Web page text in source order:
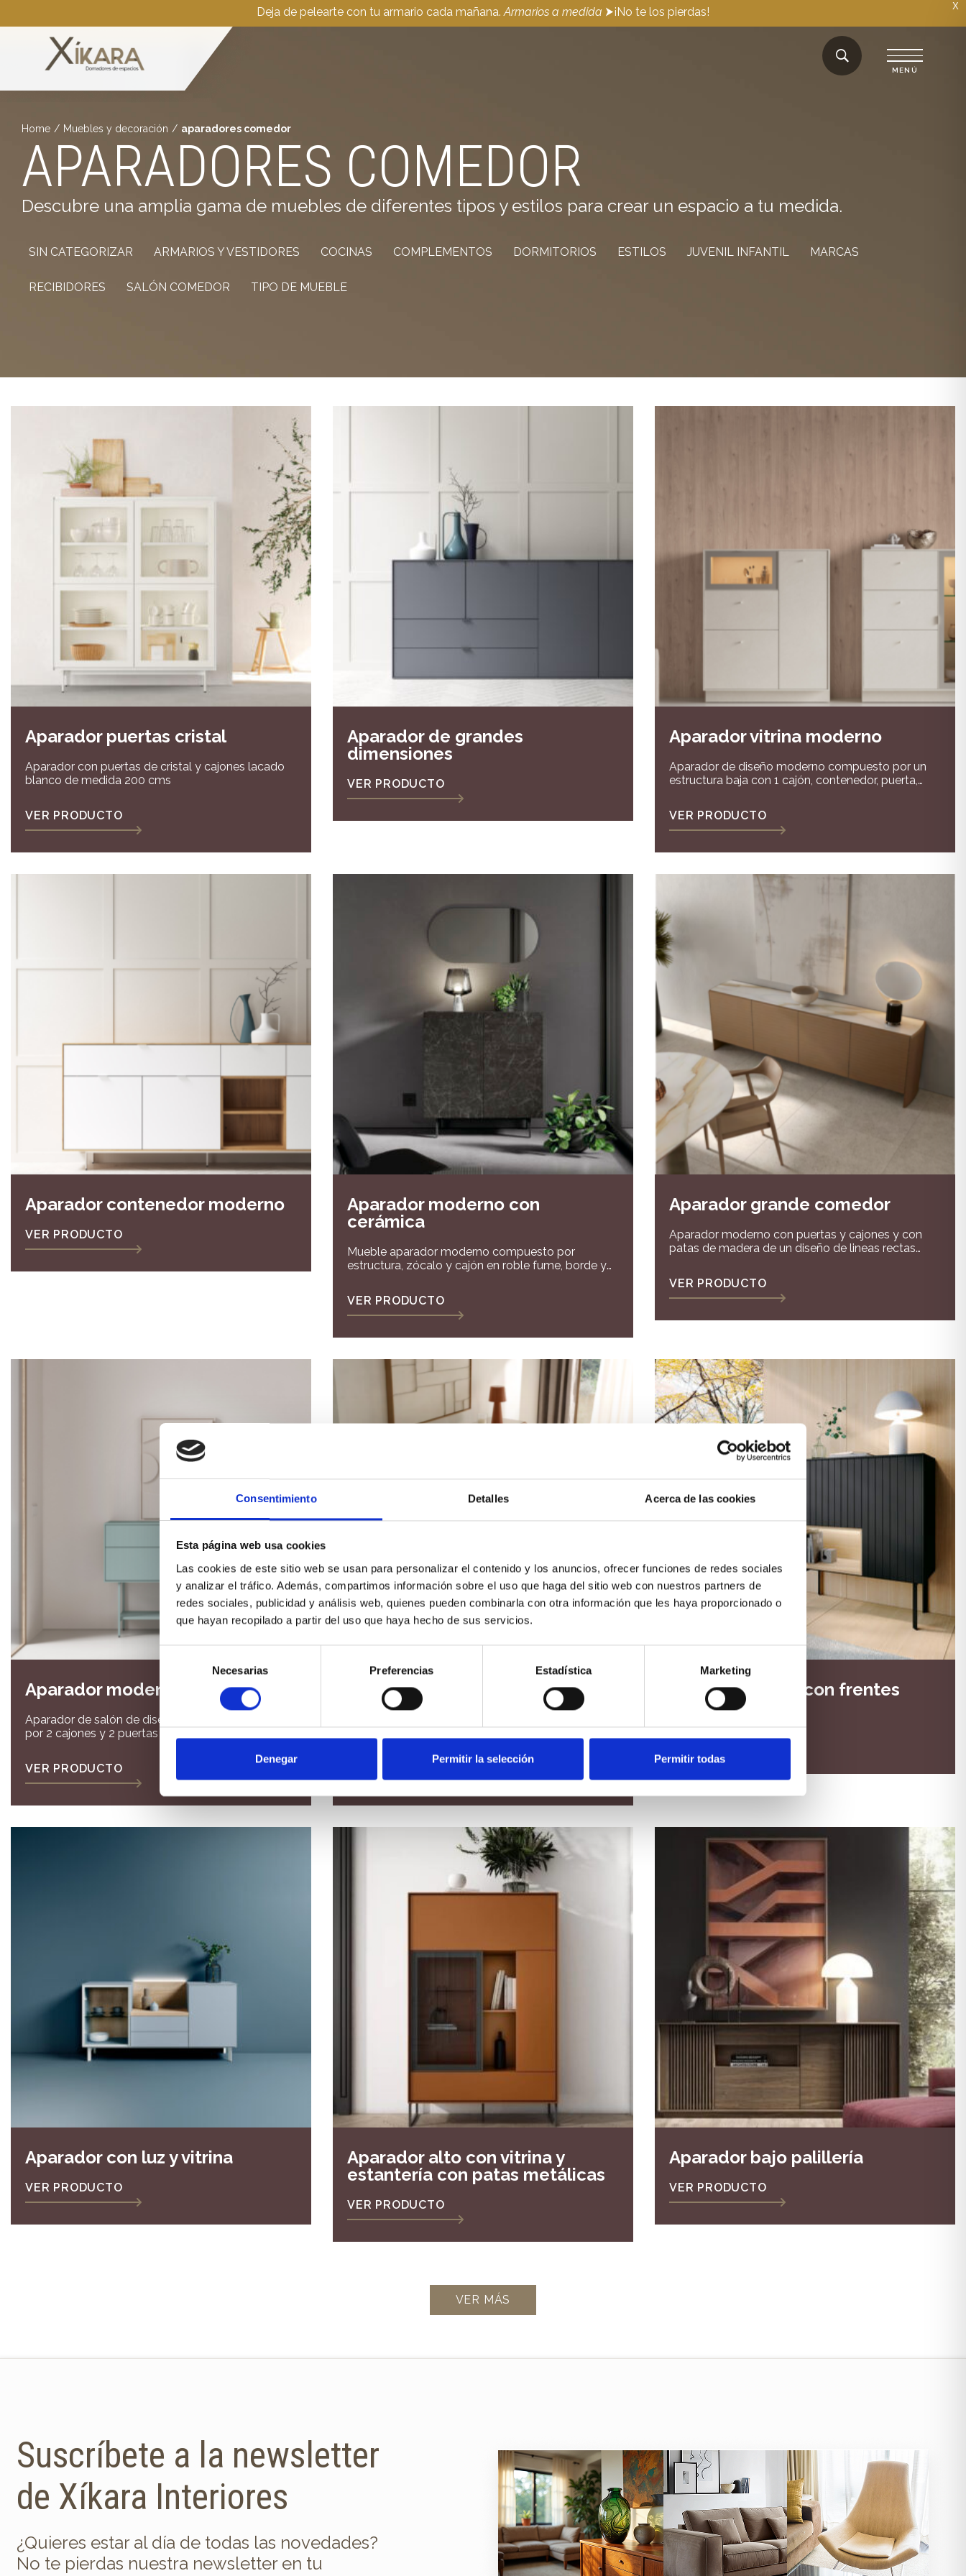
Consentimiento Detalles Acerca de las cookies
Esta página web usa cookies
Las cookies de este sitio web se usan para personalizar el contenido y los anuncios, ofrecer funciones de redes sociales
y analizar el tráfico. Además, compartimos información sobre el uso que haga del sitio web con nuestros partners de
redes sociales, publicidad y análisis web, quienes pueden combinarla con otra información que les haya proporcionado o
que hayan recopilado a partir del uso que haya hecho de sus servicios.
consentimiento
Necesarias Preferencias Estadística Marketing
Denegar Permitir la selección Permitir todas
X
Deja de pelearte con tu armario cada mañana. Armarios a medida ⮞¡No te los pierdas!
Home / Muebles y decoración / aparadores comedor
APARADORES COMEDOR
Descubre una amplia gama de muebles de diferentes tipos y estilos para crear un espacio a tu medida.
SIN CATEGORIZAR ARMARIOS Y VESTIDORES COCINAS COMPLEMENTOS DORMITORIOS ESTILOS JUVENIL INFANTIL MARCAS
RECIBIDORES SALÓN COMEDOR TIPO DE MUEBLE
Aparador puertas cristal
Aparador con puertas de cristal y cajones lacado
blanco de medida 200 cms
VER PRODUCTO
Aparador de grandes
dimensiones
VER PRODUCTO
Aparador vitrina moderno
Aparador de diseño moderno compuesto por un
estructura baja con 1 cajón, contenedor, puerta,
156,2x47,1x85,8.
VER PRODUCTO
Aparador contenedor moderno
VER PRODUCTO
Aparador moderno con
cerámica
Mueble aparador moderno compuesto por
estructura, zócalo y cajón en roble fume, borde y
cerámica ceniza.
VER PRODUCTO
Aparador grande comedor
Aparador moderno con puertas y cajones y con
patas de madera de un diseño de lineas rectas
VER PRODUCTO
Aparador moderno
Aparador de salón de diseño moderno compuesto
por 2 cajones y 2 puertas y un espejo de 70 Ø.
VER PRODUCTO
Aparador madera moderno
Aparador negro con frentes
rayados y patas
VER PRODUCTO
Aparador con luz y vitrina
VER PRODUCTO
Aparador alto con vitrina y
estantería con patas metálicas
VER PRODUCTO
Aparador bajo palillería
VER PRODUCTO
VER MÁS
Suscríbete a la newsletter
de Xíkara Interiores
¿Quieres estar al día de todas las novedades?
No te pierdas nuestra newsletter en tu